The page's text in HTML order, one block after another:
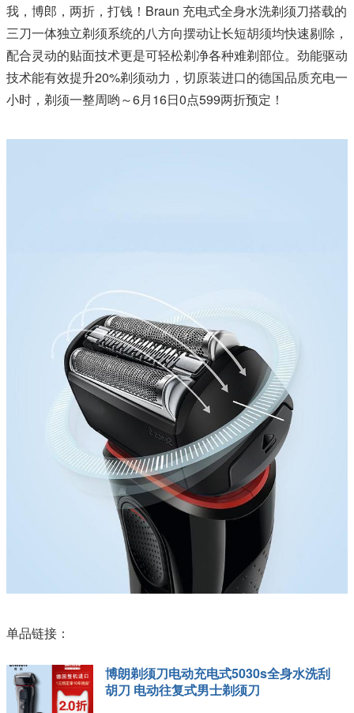
我，博郎，两折，打钱！Braun 充电式全身水洗剃须刀搭载的
三刀一体独立剃须系统的八方向摆动让长短胡须均快速剔除，
配合灵动的贴面技术更是可轻松剃净各种难剃部位。劲能驱动
技术能有效提升20%剃须动力，切原装进口的德国品质充电一
小时，剃须一整周哟～6月16日0点599两折预定！
单品链接：
博朗剃须刀电动充电式5030s全身水洗刮
胡刀 电动往复式男士剃须刀